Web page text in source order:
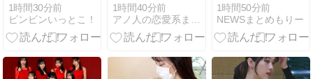
に挑戦！プロ
フィールと最
新出演作紹介
1時間30分前
ビンビンいっとこ！
ャレ優先！ヒ
ールでこけた
らどうすんの
1時間40分前
の夫たちが
『大共感』し
てしまうｗｗ
1時間50分前
NEWSまとめもりー